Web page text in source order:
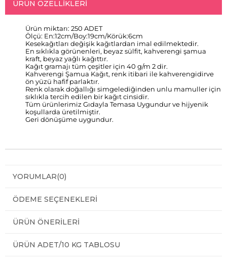
ÜRÜN ÖZELLIKLERI
Ürün miktarı: 250 ADET
Ölçü: En:12cm/Boy:19cm/Körük:6cm
Kesekağıtları değişik kağıtlardan imal edilmektedir.
En sıklıkla görünenleri, beyaz sülfit, kahverengi şamua
kraft, beyaz yağlı kağıttır.
Kağıt gramajı tüm çeşitler için 40 g/m 2 dir.
Kahverengi Şamua Kağıt, renk itibari ile kahverengidirve
ön yüzü hafif parlaktır.
Renk olarak doğallığı simgelediğinden unlu mamuller için
sıklıkla tercih edilen bir kağıt cinsidir.
Tüm ürünlerimiz Gıdayla Temasa Uygundur ve hijyenik
koşullarda üretilmiştir.
Geri dönüşüme uygundur.
YORUMLAR(0)
ÖDEME SEÇENEKLERI
ÜRÜN ÖNERILERI
ÜRÜN ADET/10 KG TABLOSU